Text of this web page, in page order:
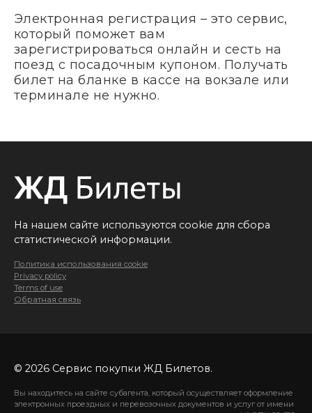
Электронная регистрация – это сервис,
который поможет вам
зарегистрироваться онлайн и сесть на
поезд с посадочным купоном. Получать
билет на бланке в кассе на вокзале или
терминале не нужно.
На нашем сайте используются cookie для сбора
статистической информации.
Политика использования cookie
Privacy policy
Terms of use
Обратная связь
© 2026 Сервис покупки ЖД Билетов.
Вы находитесь на сайте субагента, который осуществляет оформление
электронных проездных и перевозочных документов и услуг от имени